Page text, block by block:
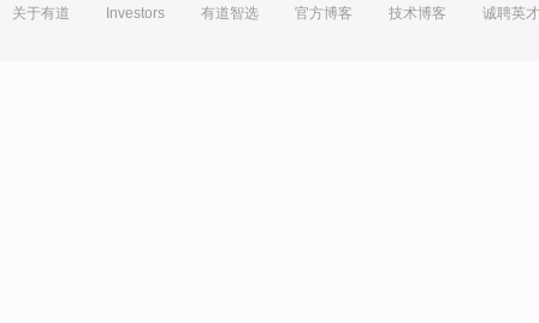
关于有道 Investors 有道智选 官方博客 技术博客 诚聘英才